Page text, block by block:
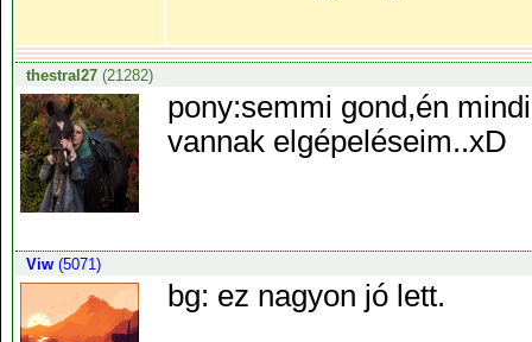
thestral27(21282)
pony:semmi gond,én
vannak elgépeléseim..xD
Viw(5071)
bg: ez nagyon jó lett.